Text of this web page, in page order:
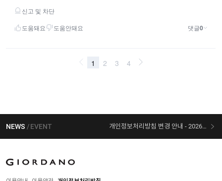
NEWS EVENT 개인정보처리방침 변경 안내 - 2026/07/30 시행